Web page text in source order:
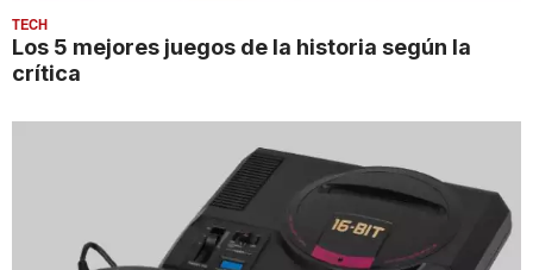
TECH
Los 5 mejores juegos de la historia según la
crítica